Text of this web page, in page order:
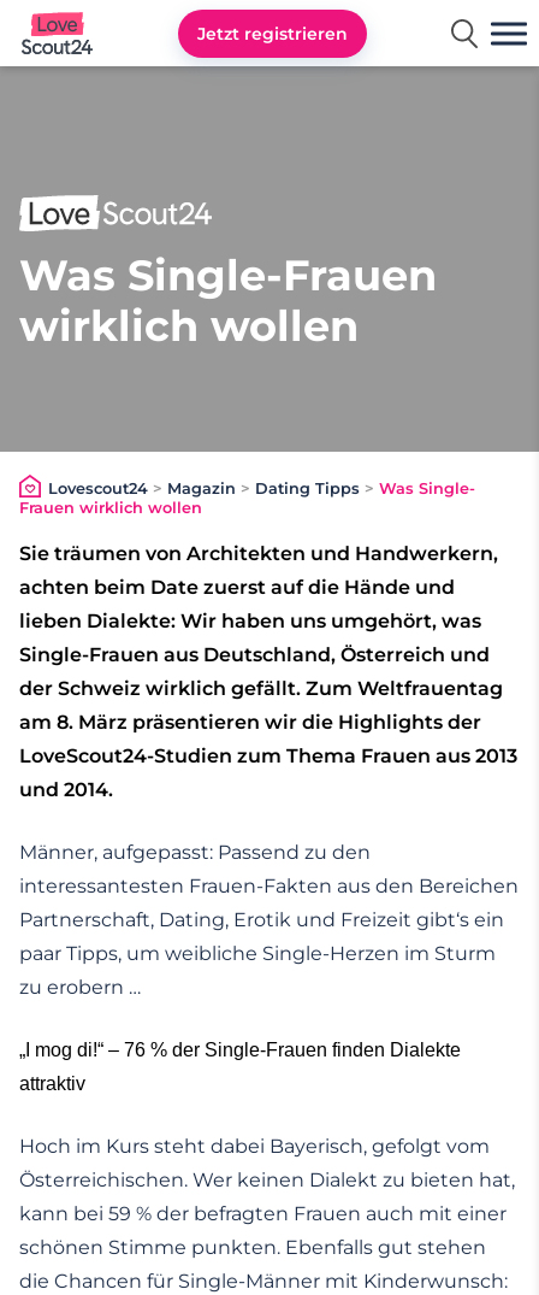
Lovescout24
Jetzt registrieren
Was Single-Frauen
wirklich wollen
Lovescout24> Magazin > Dating Tipps > Was Single-
Frauen wirklich wollen
Sie träumen von Architekten und Handwerkern,
achten beim Date zuerst auf die Hände und
lieben Dialekte: Wir haben uns umgehört, was
Single-Frauen aus Deutschland, Österreich und
der Schweiz wirklich gefällt. Zum Weltfrauentag
am 8. März präsentieren wir die Highlights der
LoveScout24-Studien zum Thema Frauen aus 2013
und 2014.
Männer, aufgepasst: Passend zu den
interessantesten Frauen-Fakten aus den Bereichen
Partnerschaft, Dating, Erotik und Freizeit gibt‘s ein
paar Tipps, um weibliche Single-Herzen im Sturm
zu erobern …
„I mog di!“ – 76 % der Single-Frauen finden Dialekte
attraktiv
Hoch im Kurs steht dabei Bayerisch, gefolgt vom
Österreichischen. Wer keinen Dialekt zu bieten hat,
kann bei 59 % der befragten Frauen auch mit einer
schönen Stimme punkten. Ebenfalls gut stehen
die Chancen für Single-Männer mit Kinderwunsch: